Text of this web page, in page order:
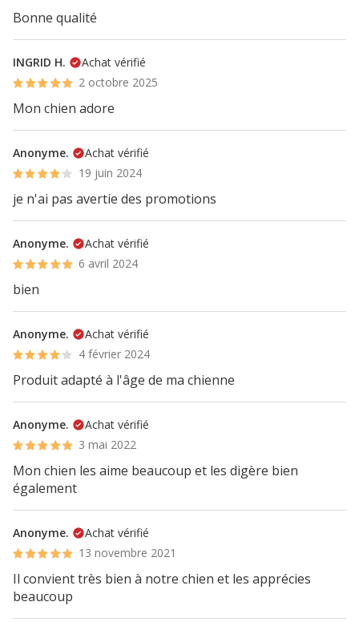
Bonne qualité
INGRID H.
Achat vérifié
2 octobre 2025
Mon chien adore
Anonyme.
Achat vérifié
19 juin 2024
je n'ai pas avertie des promotions
Anonyme.
Achat vérifié
6 avril 2024
bien
Anonyme.
Achat vérifié
4 février 2024
Produit adapté à l'âge de ma chienne
Anonyme.
Achat vérifié
3 mai 2022
Mon chien les aime beaucoup et les digère bien
également
Anonyme.
Achat vérifié
13 novembre 2021
Il convient très bien à notre chien et les apprécies
beaucoup